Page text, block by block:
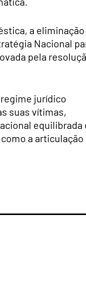
a eliminação
Nacional
pela
regime jurídico
suas vítimas,
equilibrada
a articulação